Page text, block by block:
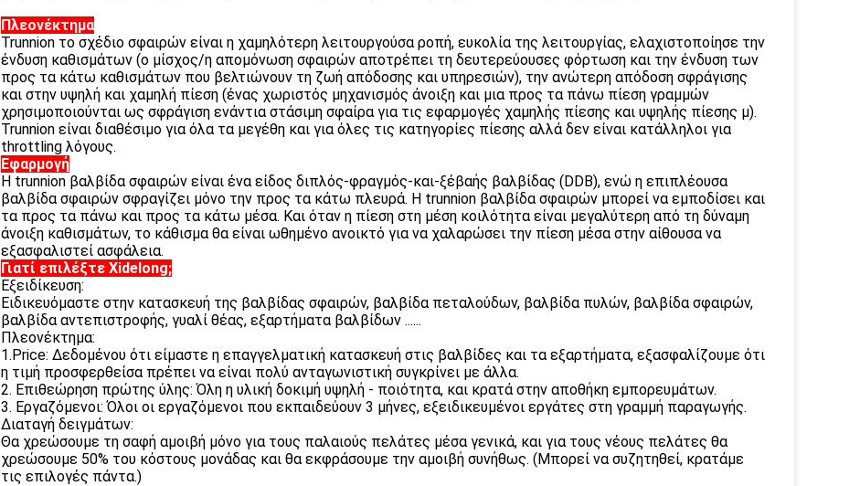
Πλεονέκτημα
Trunnion το σχέδιο σφαιρών είναι η χαμηλότερη λειτουργούσα ροπή, ευκολία της λειτουργίας, ελαχιστοποίησε την
ένδυση καθισμάτων (ο μίσχος/η απομόνωση σφαιρών αποτρέπει τη δευτερεύουσες φόρτωση και την ένδυση των
προς τα κάτω καθισμάτων που βελτιώνουν τη ζωή απόδοσης και υπηρεσιών), την ανώτερη απόδοση σφράγισης
και στην υψηλή και χαμηλή πίεση (ένας χωριστός μηχανισμός άνοιξη και μια προς τα πάνω πίεση γραμμών
χρησιμοποιούνται ως σφράγιση ενάντια στάσιμη σφαίρα για τις εφαρμογές χαμηλής πίεσης και υψηλής πίεσης μ).
Trunnion είναι διαθέσιμο για όλα τα μεγέθη και για όλες τις κατηγορίες πίεσης αλλά δεν είναι κατάλληλοι για
throttling λόγους.
Εφαρμογή
Η trunnion βαλβίδα σφαιρών είναι ένα είδος διπλός-φραγμός-και-ξέβαής βαλβίδας (DDB), ενώ η επιπλέουσα
βαλβίδα σφαιρών σφραγίζει μόνο την προς τα κάτω πλευρά. Η trunnion βαλβίδα σφαιρών μπορεί να εμποδίσει και
τα προς τα πάνω και προς τα κάτω μέσα. Και όταν η πίεση στη μέση κοιλότητα είναι μεγαλύτερη από τη δύναμη
άνοιξη καθισμάτων, το κάθισμα θα είναι ωθημένο ανοικτό για να χαλαρώσει την πίεση μέσα στην αίθουσα να
εξασφαλιστεί ασφάλεια.
Γιατί επιλέξτε Xidelong;
Εξειδίκευση:
Ειδικευόμαστε στην κατασκευή της βαλβίδας σφαιρών, βαλβίδα πεταλούδων, βαλβίδα πυλών, βαλβίδα σφαιρών,
βαλβίδα αντεπιστροφής, γυαλί θέας, εξαρτήματα βαλβίδων ......
Πλεονέκτημα:
1.Price: Δεδομένου ότι είμαστε η επαγγελματική κατασκευή στις βαλβίδες και τα εξαρτήματα, εξασφαλίζουμε ότι
η τιμή προσφερθείσα πρέπει να είναι πολύ ανταγωνιστική συγκρίνει με άλλα.
2. Επιθεώρηση πρώτης ύλης: Όλη η υλική δοκιμή υψηλή - ποιότητα, και κρατά στην αποθήκη εμπορευμάτων.
3. Εργαζόμενοι: Όλοι οι εργαζόμενοι που εκπαιδεύουν 3 μήνες, εξειδικευμένοι εργάτες στη γραμμή παραγωγής.
Διαταγή δειγμάτων:
Θα χρεώσουμε τη σαφή αμοιβή μόνο για τους παλαιούς πελάτες μέσα γενικά, και για τους νέους πελάτες θα
χρεώσουμε 50% του κόστους μονάδας και θα εκφράσουμε την αμοιβή συνήθως. (Μπορεί να συζητηθεί, κρατάμε
τις επιλογές πάντα.)